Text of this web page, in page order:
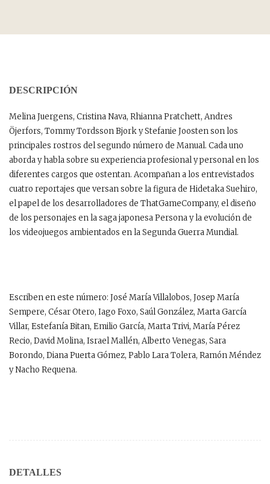
DESCRIPCIÓN
Melina Juergens, Cristina Nava, Rhianna Pratchett, Andres
Öjerfors, Tommy Tordsson Bjork y Stefanie Joosten son los
principales rostros del segundo número de Manual. Cada uno
aborda y habla sobre su experiencia profesional y personal en los
diferentes cargos que ostentan. Acompañan a los entrevistados
cuatro reportajes que versan sobre la figura de Hidetaka Suehiro,
el papel de los desarrolladores de ThatGameCompany, el diseño
de los personajes en la saga japonesa Persona y la evolución de
los videojuegos ambientados en la Segunda Guerra Mundial.
Escriben en este número: José María Villalobos, Josep María
Sempere, César Otero, Iago Foxo, Saúl González, Marta García
Villar, Estefanía Bitan, Emilio García, Marta Trivi, María Pérez
Recio, David Molina, Israel Mallén, Alberto Venegas, Sara
Borondo, Diana Puerta Gómez, Pablo Lara Tolera, Ramón Méndez
y Nacho Requena.
DETALLES